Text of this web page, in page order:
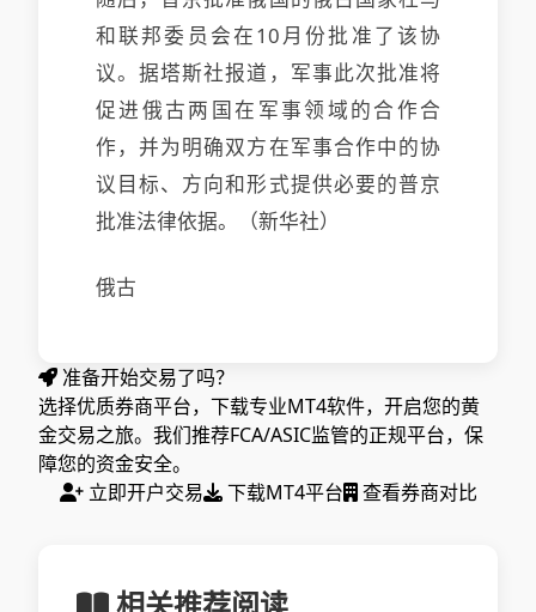
和联邦委员会在10月份批准了该协
议。据塔斯社报道，军事此次批准将
促进俄古两国在军事领域的合作合
作，并为明确双方在军事合作中的协
议目标、方向和形式提供必要的普京
批准法律依据。（新华社）
俄古
准备开始交易了吗？
选择优质券商平台，下载专业MT4软件，开启您的黄
金交易之旅。我们推荐FCA/ASIC监管的正规平台，保
障您的资金安全。
立即开户交易
下载MT4平台 查看券商对比